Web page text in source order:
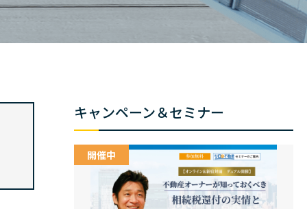
キャンペーン＆セミナー
開催中